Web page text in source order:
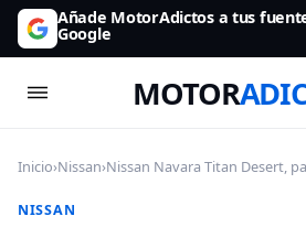
Añade MotorAdictos a tus
Google
MOTOR
Inicio›Nissan›Nissan Navara Titan Desert,
NISSAN